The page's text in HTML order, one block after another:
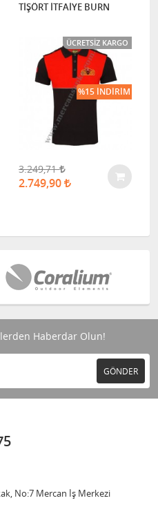
TİŞÖRT İTFAİYE BURN
ÜCRETSIZ KARGO
3.249,71
2.749,90
%15 İNDIRIM
Haberdar Olun!
GÖNDER
No:7 Mercan İş Merkezi